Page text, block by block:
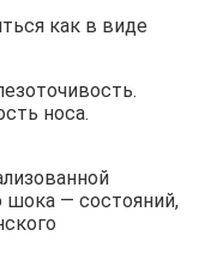
как в виде
носа.
шока — состояний,